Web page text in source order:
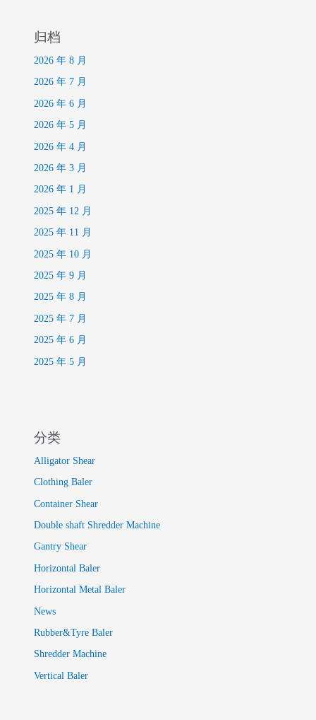
归档
2026 年 8 月
2026 年 7 月
2026 年 6 月
2026 年 5 月
2026 年 4 月
2026 年 3 月
2026 年 1 月
2025 年 12 月
2025 年 11 月
2025 年 10 月
2025 年 9 月
2025 年 8 月
2025 年 7 月
2025 年 6 月
2025 年 5 月
分类
Alligator Shear
Clothing Baler
Container Shear
Double shaft Shredder Machine
Gantry Shear
Horizontal Baler
Horizontal Metal Baler
News
Rubber&Tyre Baler
Shredder Machine
Vertical Baler